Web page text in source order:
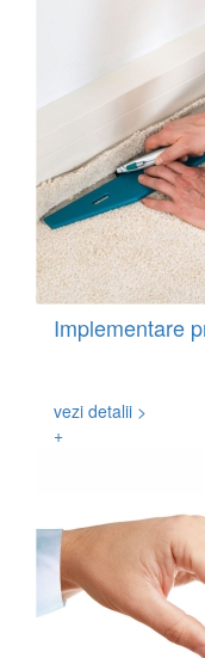
Implementare
vezi detalii >
+